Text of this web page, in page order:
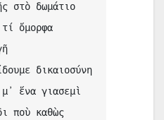
στὸ δωμάτιο
ὄμορφα
δικαιοσύνη
ἕνα γιασεμὶ
ποὺ καθὼς